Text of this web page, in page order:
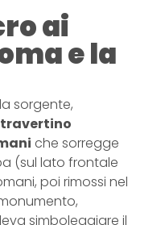
ai
e la
sorgente,
travertino
che sorregge
(sul lato frontale
poi rimossi nel
simboleggiare il